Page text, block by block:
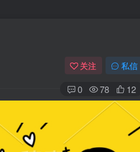
关注 私信
0 78 12